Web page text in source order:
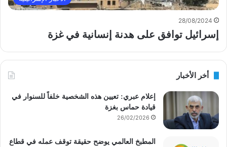
28/08/2024
إسرائيل توافق على هدنة إنسانية في غزة
أخر الأخبار
إعلام عبري: تعيين هذه الشخصية خلفاً للسنوار في
قيادة حماس بغزة
26/02/2026
المطبخ العالمي يوضح حقيقة توقف عمله في قطاع